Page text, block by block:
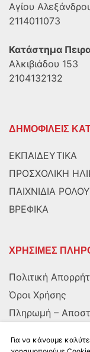
Αγίου
2114011073
Κατάστημα
Αλκιβιάδου 153
2104132132
ΔΗΜΟΦΙΛΕΙΣ
ΕΚΠΑΙΔΕΥΤΙΚΑ
ΠΡΟΣΧΟΛΙΚΗ
ΠΑΙΧΝΙΔΙΑ ΡΟΛΟΥ
ΒΡΕΦΙΚΑ
ΧΡΗΣΙΜΕΣ
Πολιτική
Όροι Χρήσης
Πληρωμή –
Για να κάνουμε